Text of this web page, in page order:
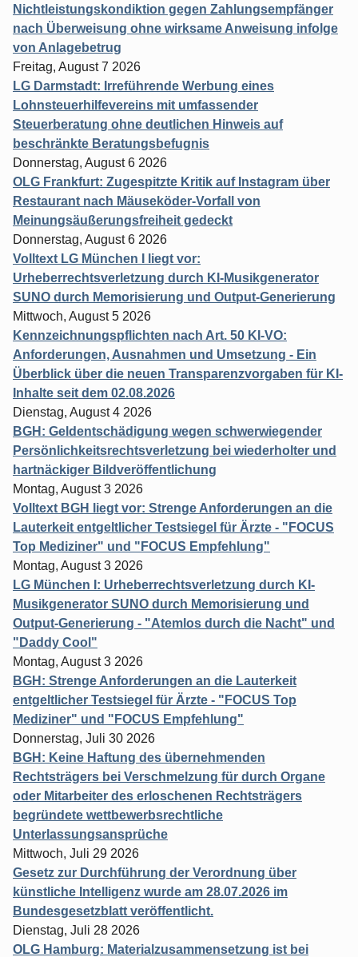
Nichtleistungskondiktion gegen Zahlungsempfänger
nach Überweisung ohne wirksame Anweisung infolge
von Anlagebetrug
Freitag, August 7 2026
LG Darmstadt: Irreführende Werbung eines
Lohnsteuerhilfevereins mit umfassender
Steuerberatung ohne deutlichen Hinweis auf
beschränkte Beratungsbefugnis
Donnerstag, August 6 2026
OLG Frankfurt: Zugespitzte Kritik auf Instagram über
Restaurant nach Mäuseköder-Vorfall von
Meinungsäußerungsfreiheit gedeckt
Donnerstag, August 6 2026
Volltext LG München I liegt vor:
Urheberrechtsverletzung durch KI-Musikgenerator
SUNO durch Memorisierung und Output-Generierung
Mittwoch, August 5 2026
Kennzeichnungspflichten nach Art. 50 KI-VO:
Anforderungen, Ausnahmen und Umsetzung - Ein
Überblick über die neuen Transparenzvorgaben für KI-
Inhalte seit dem 02.08.2026
Dienstag, August 4 2026
BGH: Geldentschädigung wegen schwerwiegender
Persönlichkeitsrechtsverletzung bei wiederholter und
hartnäckiger Bildveröffentlichung
Montag, August 3 2026
Volltext BGH liegt vor: Strenge Anforderungen an die
Lauterkeit entgeltlicher Testsiegel für Ärzte - "FOCUS
Top Mediziner" und "FOCUS Empfehlung"
Montag, August 3 2026
LG München I: Urheberrechtsverletzung durch KI-
Musikgenerator SUNO durch Memorisierung und
Output-Generierung - "Atemlos durch die Nacht" und
"Daddy Cool"
Montag, August 3 2026
BGH: Strenge Anforderungen an die Lauterkeit
entgeltlicher Testsiegel für Ärzte - "FOCUS Top
Mediziner" und "FOCUS Empfehlung"
Donnerstag, Juli 30 2026
BGH: Keine Haftung des übernehmenden
Rechtsträgers bei Verschmelzung für durch Organe
oder Mitarbeiter des erloschenen Rechtsträgers
begründete wettbewerbsrechtliche
Unterlassungsansprüche
Mittwoch, Juli 29 2026
Gesetz zur Durchführung der Verordnung über
künstliche Intelligenz wurde am 28.07.2026 im
Bundesgesetzblatt veröffentlicht.
Dienstag, Juli 28 2026
OLG Hamburg: Materialzusammensetzung ist bei